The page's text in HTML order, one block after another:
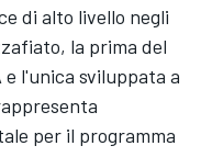
di alto livello negli
la prima del
e l'unica sviluppata a
per il programma